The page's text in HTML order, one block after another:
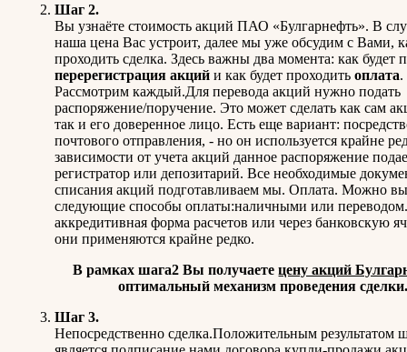
Шаг 2.
Вы узнаёте стоимость акций ПАО «Булгарнефть». В
наша цена Вас устроит, далее мы уже обсудим с Вами,
проходить сделка. Здесь важны два момента: как будет
перерегистрация акций и как будет проходить оплата.
Рассмотрим каждый.Для перевода акций нужно подать
распоряжение/поручение. Это может сделать как сам
так и его доверенное лицо. Есть еще вариант:
почтового отправления, - но он используется крайне
зависимости от учета акций данное распоряжение
регистратор или депозитарий. Все необходимые
списания акций подготавливаем мы. Оплата. Можно
следующие способы оплаты:наличными или
аккредитивная форма расчетов или через банковскую
они применяются крайне редко.
В рамках шага2 Вы получаетецену акций
оптимальный механизм проведения
Шаг 3.
Непосредственно сделка.Положительным результатом